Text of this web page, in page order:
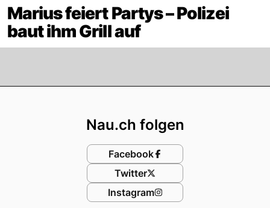
Marius feiert Partys – Polizei
baut ihm Grill auf
Nau.ch folgen
Facebook
Twitter
Instagram